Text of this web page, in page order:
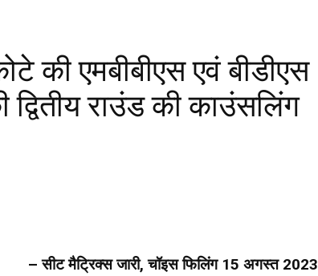
की एमबीबीएस एवं बीडीएस
द्वितीय राउंड की काउंसलिंग
– सीट मैट्रिक्स जारी, चॉइस फिलिंग 15 अगस्त 2023